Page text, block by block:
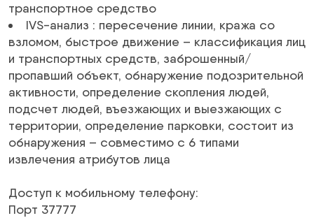
транспортное средство
IVS-анализ : пересечение линии, кража со
взломом, быстрое движение – классификация лиц
и транспортных средств, заброшенный/
пропавший объект, обнаружение подозрительной
активности, определение скопления людей,
подсчет людей, въезжающих и выезжающих с
территории, определение парковки, состоит из
обнаружения – совместимо с 6 типами
извлечения атрибутов лица
Доступ к мобильному телефону:
Порт 37777